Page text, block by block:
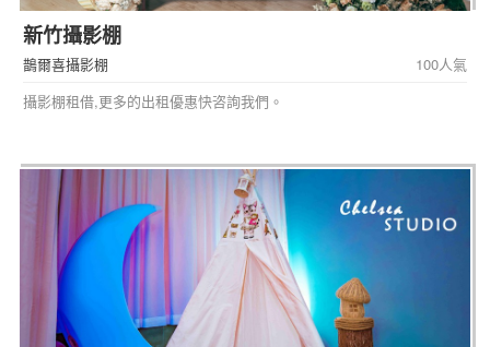
新竹攝影棚
鵲爾喜攝影棚
100人氣
攝影棚租借,更多的出租優惠快咨詢我們。